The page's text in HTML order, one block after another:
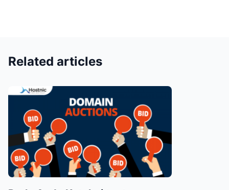
Related articles